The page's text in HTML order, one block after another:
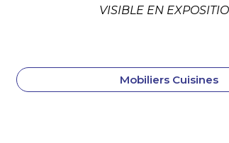
VISIBLE EN
Mobiliers Cuisines